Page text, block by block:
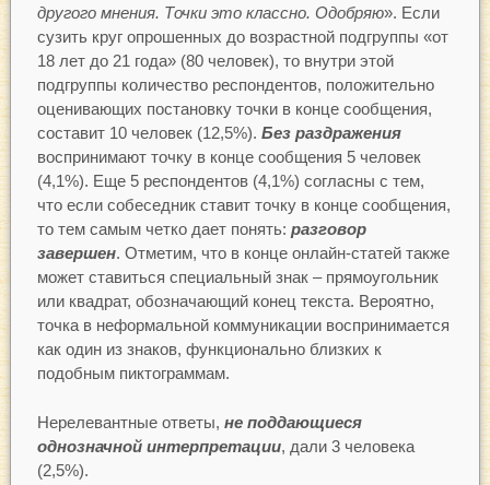
другого мнения. Точки это классно. Одобряю». Если
сузить круг опрошенных до возрастной подгруппы «от
18 лет до 21 года» (80 человек), то внутри этой
подгруппы количество респондентов, положительно
оценивающих постановку точки в конце сообщения,
составит 10 человек (12,5%). Без раздражения
воспринимают точку в конце сообщения 5 человек
(4,1%). Еще 5 респондентов (4,1%) согласны с тем,
что если собеседник ставит точку в конце сообщения,
то тем самым четко дает понять: разговор
завершен. Отметим, что в конце онлайн-статей также
может ставиться специальный знак – прямоугольник
или квадрат, обозначающий конец текста. Вероятно,
точка в неформальной коммуникации воспринимается
как один из знаков, функционально близких к
подобным пиктограммам.
Нерелевантные ответы, не поддающиеся
однозначной интерпретации, дали 3 человека
(2,5%).